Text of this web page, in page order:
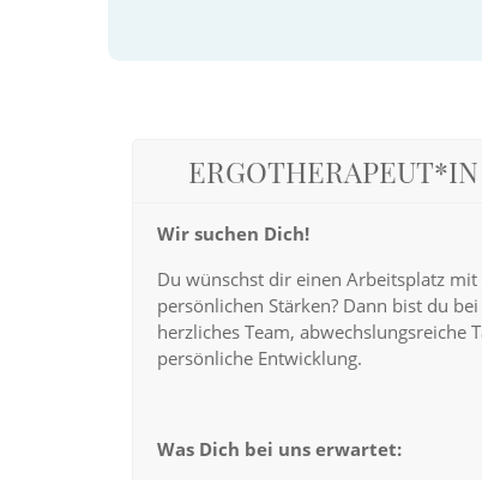
Wir suchen Dich!
Du wünschst dir einen Arbeitsplatz
persönlichen Stärken? Dann bist du
herzliches Team,
persönliche Entwicklung.
Was Dich bei uns erwartet: